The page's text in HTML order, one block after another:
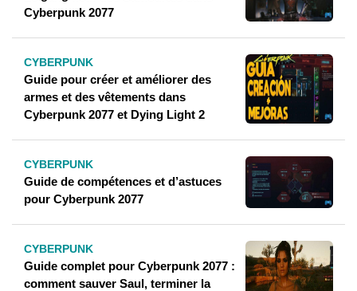
Cyberpunk 2077
CYBERPUNK
Guide pour créer et améliorer des
armes et des vêtements dans
Cyberpunk 2077 et Dying Light 2
CYBERPUNK
Guide de compétences et d’astuces
pour Cyberpunk 2077
CYBERPUNK
Guide complet pour Cyberpunk 2077 :
comment sauver Saul, terminer la